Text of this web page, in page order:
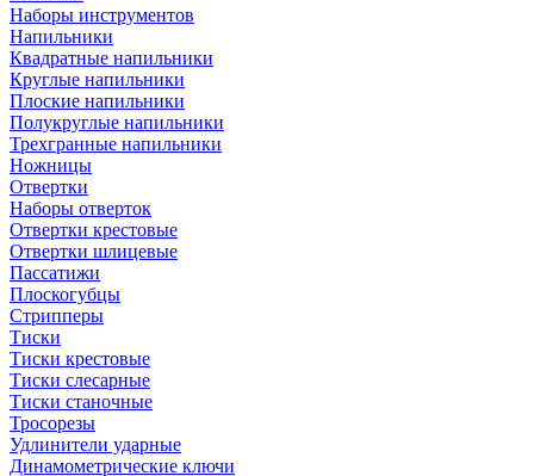
Наборы инструментов
Напильники
Квадратные напильники
Круглые напильники
Плоские напильники
Полукруглые напильники
Трехгранные напильники
Ножницы
Отвертки
Наборы отверток
Отвертки крестовые
Отвертки шлицевые
Пассатижи
Плоскогубцы
Стрипперы
Тиски
Тиски крестовые
Тиски слесарные
Тиски станочные
Тросорезы
Удлинители ударные
Динамометрические ключи